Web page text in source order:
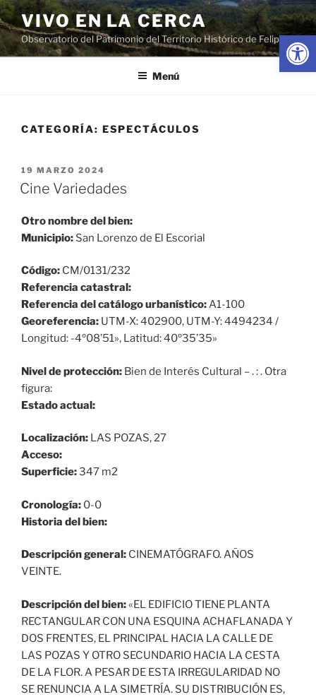
Abrir
Saltar
al
contenido
VIVO EN LA CERCA
Observatorio del Patrimonio del Territorio Histórico de Felipe II
Menú
CATEGORÍA: ESPECTÁCULOS
PUBLICADO
EL
19 MARZO 2024
Cine Variedades
Otro nombre del bien:
Municipio: San Lorenzo de El Escorial
Código: CM/0131/232
Referencia catastral:
Referencia del catálogo urbanístico:A1-100
Georeferencia: UTM-X: 402900, UTM-Y: 4494234 /
Longitud: -4º08’51», Latitud: 40º35’35»
Nivel de protección: Bien de Interés Cultural – . : . Otra
figura:
Estado actual:
Localización: LAS POZAS, 27
Acceso:
Superficie:347 m2
Cronología: 0-0
Historia del bien:
Descripción general: CINEMATÓGRAFO. AÑOS
VEINTE.
Descripción del bien:«EL EDIFICIO TIENE PLANTA
RECTANGULAR CON UNA ESQUINA ACHAFLANADA Y
DOS FRENTES, EL PRINCIPAL HACIA LA CALLE DE
LAS POZAS Y OTRO SECUNDARIO HACIA LA CESTA
DE LA FLOR. A PESAR DE ESTA IRREGULARIDAD NO
SE RENUNCIA A LA SIMETRÍA. SU DISTRIBUCIÓN ES,